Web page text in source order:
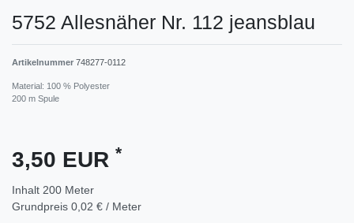
5752 Allesnäher Nr. 112 jeansblau
Artikelnummer 748277-0112
Material: 100 % Polyester
200 m Spule
3,50 EUR *
Inhalt 200 Meter
Grundpreis 0,02 € / Meter